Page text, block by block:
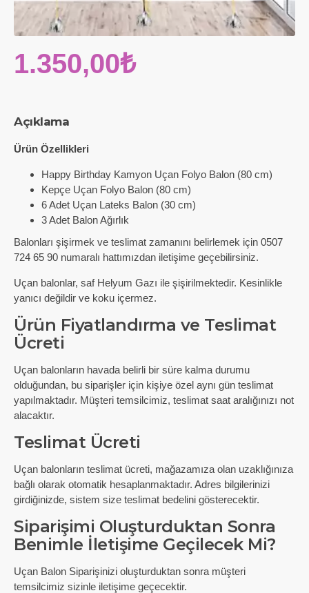
Açıklama
Ürün Özellikleri
Happy Birthday Kamyon Uçan Folyo Balon (80 cm)
Kepçe Uçan Folyo Balon (80 cm)
6 Adet Uçan Lateks Balon (30 cm)
3 Adet Balon Ağırlık
Balonları şişirmek ve teslimat zamanını belirlemek için 0507
724 65 90 numaralı hattımızdan iletişime geçebilirsiniz.
Uçan balonlar, saf Helyum Gazı ile şişirilmektedir. Kesinlikle
yanıcı değildir ve koku içermez.
Ürün Fiyatlandırma ve Teslimat
Ücreti
Uçan balonların havada belirli bir süre kalma durumu
olduğundan, bu siparişler için kişiye özel aynı gün teslimat
yapılmaktadır. Müşteri temsilcimiz, teslimat saat aralığınızı not
alacaktır.
Teslimat Ücreti
Uçan balonların teslimat ücreti, mağazamıza olan uzaklığınıza
bağlı olarak otomatik hesaplanmaktadır. Adres bilgilerinizi
girdiğinizde, sistem size teslimat bedelini gösterecektir.
Siparişimi Oluşturduktan Sonra
Benimle İletişime Geçilecek Mi?
Uçan Balon Siparişinizi oluşturduktan sonra müşteri
temsilcimiz sizinle iletişime geçecektir.
1.350,00₺